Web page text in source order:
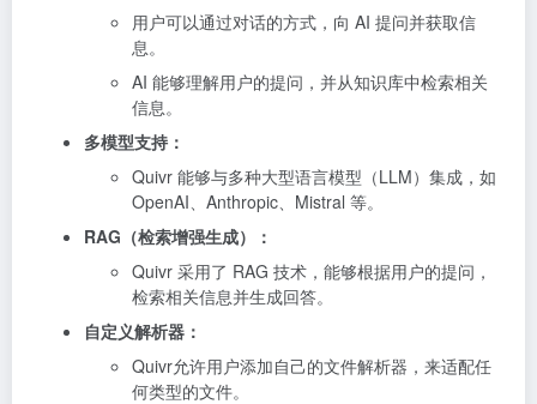
用户可以通过对话的方式，向 AI 提问并获取信
息。
AI 能够理解用户的提问，并从知识库中检索相关
信息。
多模型支持：
Quivr 能够与多种大型语言模型（LLM）集成，如
OpenAI、Anthropic、Mistral 等。
RAG（检索增强生成）：
Quivr 采用了 RAG 技术，能够根据用户的提问，
检索相关信息并生成回答。
自定义解析器：
Quivr允许用户添加自己的文件解析器，来适配任
何类型的文件。